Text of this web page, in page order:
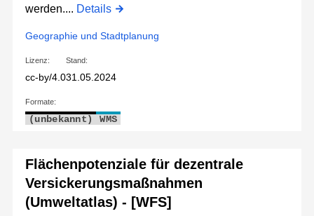
werden.... Details
Geographie und Stadtplanung
Lizenz:
cc-by/4.0
Stand:
31.05.2024
Formate:
(unbekannt) WMS
Flächenpotenziale für dezentrale
Versickerungsmaßnahmen
(Umweltatlas) - [WFS]